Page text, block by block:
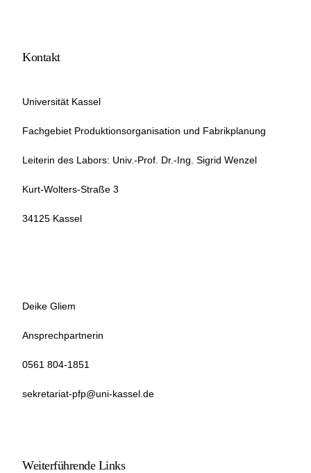
Kontakt
Universität Kassel
Fachgebiet Produktionsorganisation und Fabrikplanung
Leiterin des Labors: Univ.-Prof. Dr.-Ing. Sigrid Wenzel
Kurt-Wolters-Straße 3
34125 Kassel
Deike Gliem
Ansprechpartnerin
0561 804-1851
sekretariat-pfp@uni-kassel.de
Weiterführende Links